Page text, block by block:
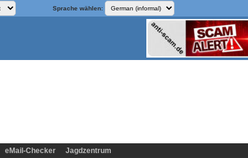
Sprache wählen:
eMail-Checker Jagdzentrum